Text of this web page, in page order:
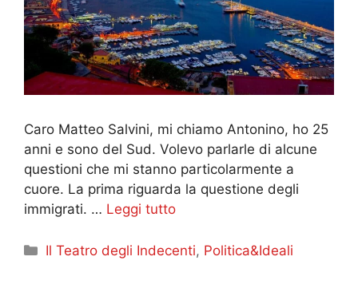
Caro Matteo Salvini, mi chiamo Antonino, ho 25
anni e sono del Sud. Volevo parlarle di alcune
questioni che mi stanno particolarmente a
cuore. La prima riguarda la questione degli
immigrati. … Leggi tutto
Categorie
Il Teatro degli Indecenti, Politica&Ideali